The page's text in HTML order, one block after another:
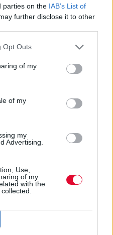
parties on the IAB’s List of
further disclose it to other
Opt Outs
of my
of my
my
Advertising.
Use,
of my
with the